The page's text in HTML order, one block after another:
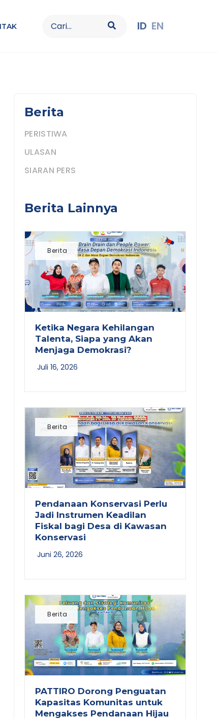
Search
for:
ID EN
Berita
PERISTIWA
ULASAN
SIARAN PERS
Berita Lainnya
Ketika Negara Kehilangan
Talenta, Siapa yang Akan
Menjaga Demokrasi?
Juli 16, 2026
Berita
Pendanaan Konservasi Perlu
Jadi Instrumen Keadilan
Fiskal bagi Desa di Kawasan
Konservasi
Juni 26, 2026
Berita
PATTIRO Dorong Penguatan
Kapasitas Komunitas untuk
Mengakses Pendanaan Hijau
Berita